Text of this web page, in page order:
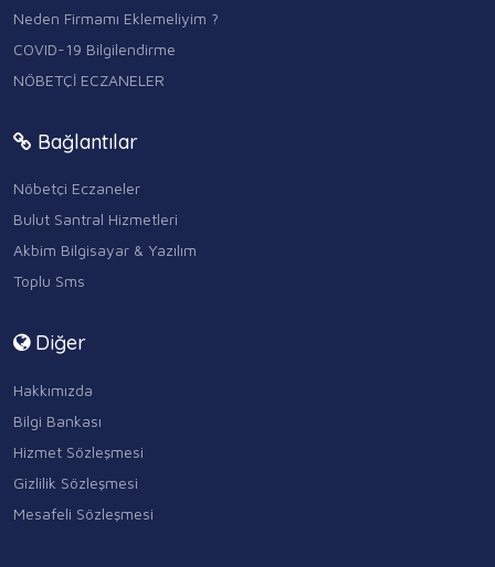
Neden Firmamı Eklemeliyim ?
COVID-19 Bilgilendirme
NÖBETÇİ ECZANELER
Bağlantılar
Nöbetçi Eczaneler
Bulut Santral Hizmetleri
Akbim Bilgisayar & Yazılım
Toplu Sms
Diğer
Hakkımızda
Bilgi Bankası
Hizmet Sözleşmesi
Gizlilik Sözleşmesi
Mesafeli Sözleşmesi